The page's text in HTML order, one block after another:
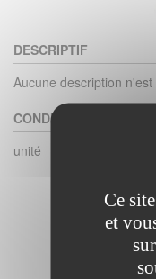
DESCRIPTIF
Aucune description
CONDITIONNEMENT
unité
Ce
et